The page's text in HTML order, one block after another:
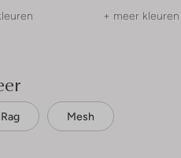
+ meer kleuren
Mesh